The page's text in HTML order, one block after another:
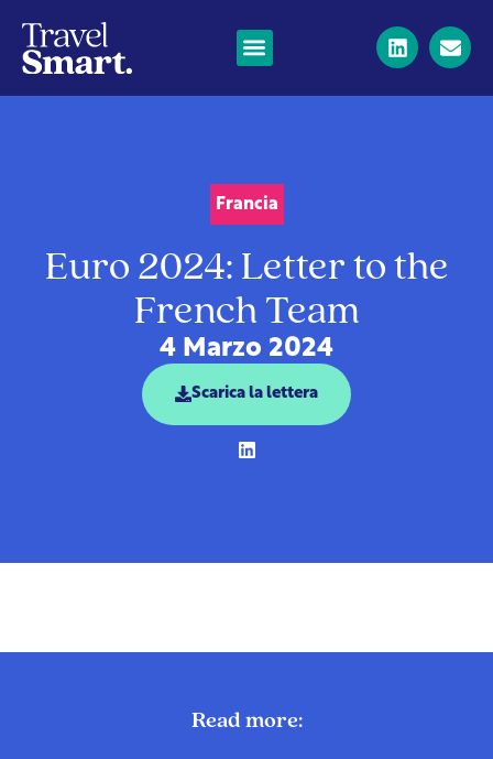
Francia
Euro 2024: Letter to the
French Team
4 Marzo 2024
Scarica la lettera
Read more: